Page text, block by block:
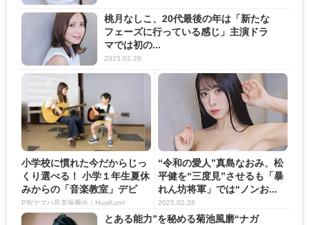
桃月なしこ、20代最後の年は「新たな
フェーズに行っている感じ」主演ドラ
マでは初の...
2025.02.28
小学校に慣れた今だからじっ
くり選べる！ 小学１年生夏休
みからの「音楽教室」デビ
ュ...
PR(ヤマハ音楽振興会｜HugKum)
“令和の愛人”真島なおみ、松
平健を“三度見”させるも「暴
れん坊将軍」では“ノンお...
2025.02.28
とある能力”を秘める菊池風磨“ナガ